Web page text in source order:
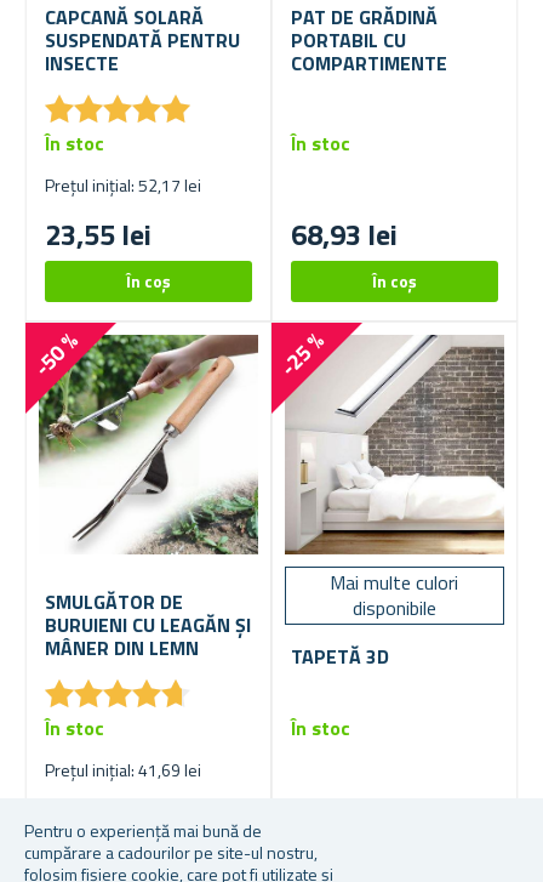
Pentru o experiență mai bună de
cumpărare a cadourilor pe site-ul nostru,
folosim fișiere cookie, care pot fi utilizate și
CAPCANĂ SOLARĂ
SUSPENDATĂ PENTRU
INSECTE
★★★★★
★★★★★
Prețul inițial: 52,17 lei
23,55 lei
În stoc
PAT DE GRĂDINĂ
PORTABIL CU
COMPARTIMENTE
68,93 lei
În stoc
-50 %
SMULGĂTOR DE
BURUIENI CU LEAGĂN ȘI
MÂNER DIN LEMN
★★★★★
★★★★★
Prețul inițial: 41,69 lei
20,70 lei
În stoc
-25 %
Mai multe culori
disponibile
TAPETĂ 3D
În stoc